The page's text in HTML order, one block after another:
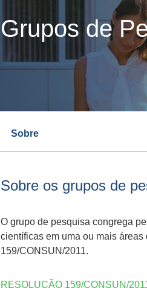
Grupos de
Sobre
Sobre os grupos de
O grupo de pesquisa congrega
científicas em uma ou mais
159/CONSUN/2011.
RESOLUÇÃO 159/CONSUN/